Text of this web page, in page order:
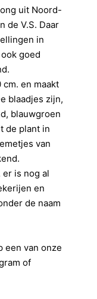
uit Noord-
de V.S. Daar
in
goed
en maakt
blaadjes zijn,
blauwgroen
de plant in
van
is nog al
en
de naam
een van onze
of